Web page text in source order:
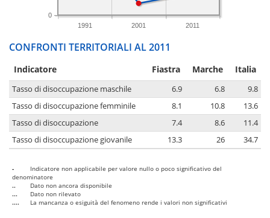
1991 2001 2011
0
CONFRONTI TERRITORIALI AL 2011
Indicatore Fiastra Marche Italia
Tasso di disoccupazione maschile 6.9 6.8
9.8
Tasso di disoccupazione femminile
8.1 10.8
13.6
Tasso di disoccupazione
7.4 8.6
11.4
Tasso di disoccupazione giovanile
13.3 26 34.7
-
Indicatore non applicabile per valore nullo o poco significativo del
denominatore
..
Dato non ancora disponibile
...
Dato non rilevato
....
La mancanza o esiguità del fenomeno rende i valori non significativi